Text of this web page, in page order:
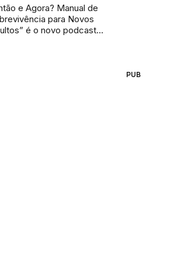
e Agora? Manual de
para Novos
é o novo podcast
PUB